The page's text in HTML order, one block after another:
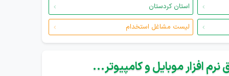
استان کردستان
لیست مشاغل استخدام
افزار موبایل و کامپیوتر...